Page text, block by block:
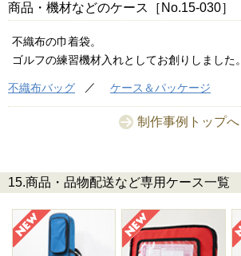
商品・機材などのケース［No.15-030］
不織布の巾着袋。
ゴルフの練習機材入れとしてお創りしました。
不織布バッグ ケース＆パッケージ
制作事例トップへ
15.商品・品物配送など専用ケース一覧